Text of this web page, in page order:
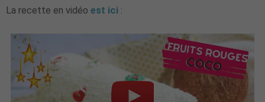
La recette en vidéo est ici :